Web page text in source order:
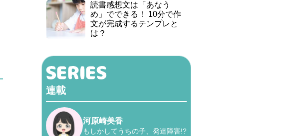
読書感想文は「あなう
め」でできる！ 10分で作
文が完成するテンプレと
は？
連載
河原崎美香
もしかしてうちの子、発達障害!?